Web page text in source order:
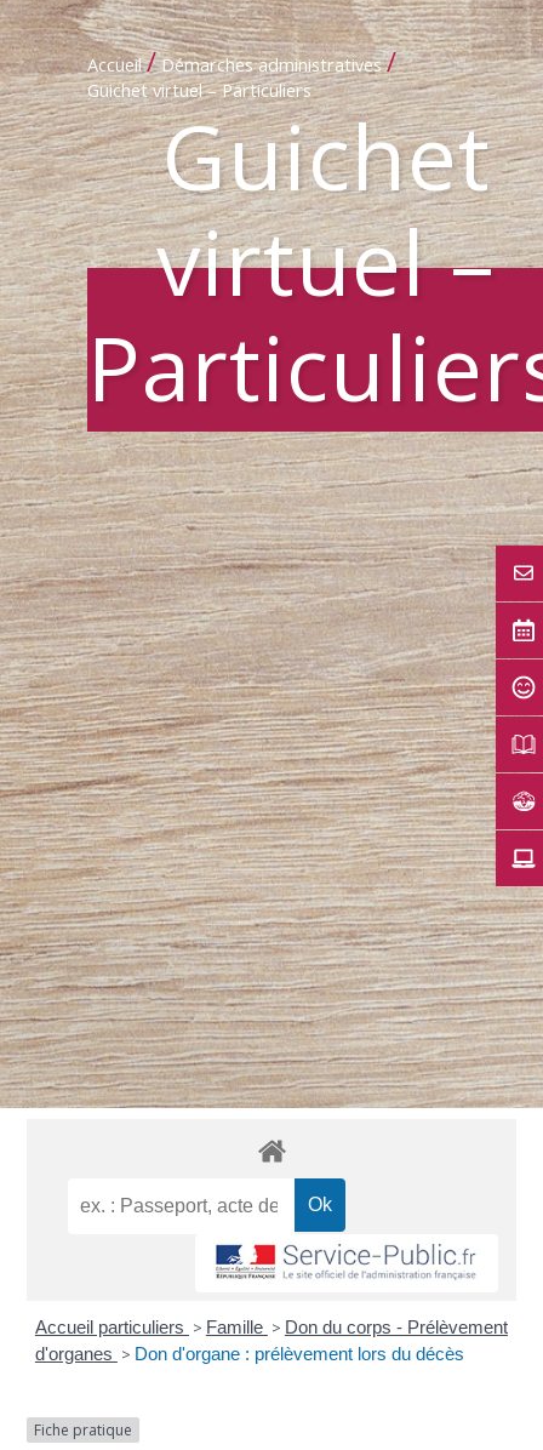
Accueil / Démarches administratives /
Guichet virtuel – Particuliers
Guichet
virtuel –
Accueil particuliers > Famille > Don du corps - Prélèvement
d'organes > Don d'organe : prélèvement lors du décès
Fiche pratique